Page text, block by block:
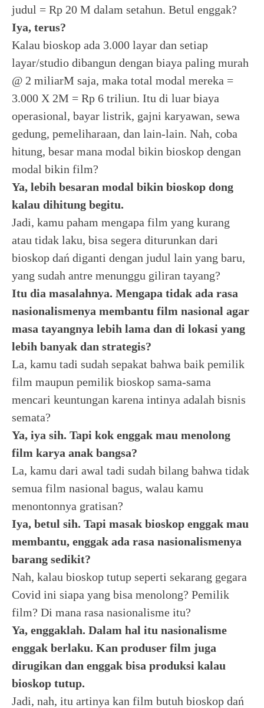
judul = Rp 20 M dalam setahun. Betul enggak?
Iya, terus?
Kalau bioskop ada 3.000 layar dan setiap
layar/studio dibangun dengan biaya paling murah
@ 2 miliarM saja, maka total modal mereka =
3.000 X 2M = Rp 6 triliun. Itu di luar biaya
operasional, bayar listrik, gajni karyawan, sewa
gedung, pemeliharaan, dan lain-lain. Nah, coba
hitung, besar mana modal bikin bioskop dengan
modal bikin film?
Ya, lebih besaran modal bikin bioskop dong
kalau dihitung begitu.
Jadi, kamu paham mengapa film yang kurang
atau tidak laku, bisa segera diturunkan dari
bioskop dań diganti dengan judul lain yang baru,
yang sudah antre menunggu giliran tayang?
Itu dia masalahnya. Mengapa tidak ada rasa
nasionalismenya membantu film nasional agar
masa tayangnya lebih lama dan di lokasi yang
lebih banyak dan strategis?
La, kamu tadi sudah sepakat bahwa baik pemilik
film maupun pemilik bioskop sama-sama
mencari keuntungan karena intinya adalah bisnis
semata?
Ya, iya sih. Tapi kok enggak mau menolong
film karya anak bangsa?
La, kamu dari awal tadi sudah bilang bahwa tidak
semua film nasional bagus, walau kamu
menontonnya gratisan?
Iya, betul sih. Tapi masak bioskop enggak mau
membantu, enggak ada rasa nasionalismenya
barang sedikit?
Nah, kalau bioskop tutup seperti sekarang gegara
Covid ini siapa yang bisa menolong? Pemilik
film? Di mana rasa nasionalisme itu?
Ya, enggaklah. Dalam hal itu nasionalisme
enggak berlaku. Kan produser film juga
dirugikan dan enggak bisa produksi kalau
bioskop tutup.
Jadi, nah, itu artinya kan film butuh bioskop dań